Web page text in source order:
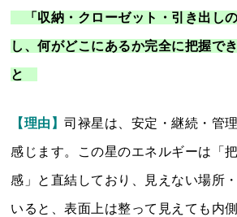
「収納・クローゼット・引き出し
し、何がどこにあるか完全に把握で
と
【理由】司禄星は、安定・継続・管
感じます。この星のエネルギーは「
感」と直結しており、見えない場所
いると、表面上は整って見えても内